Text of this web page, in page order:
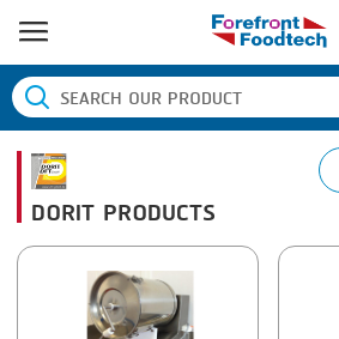
หน้าแรก
ประเภทสินค้า
BANDING
BLANCHING
CENTRIFUGING
ยี่ห้อสินค้า
BANDALL
CLIPTECHNIK
ข่าวDORIT PRODUCTS